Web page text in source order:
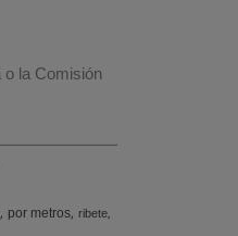
la Comisión
por metros ribete